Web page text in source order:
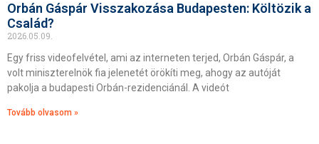
Orbán Gáspár Visszakozása Budapesten: Költözik a
Család?
2026.05.09.
Egy friss videofelvétel, ami az interneten terjed, Orbán Gáspár, a
volt miniszterelnök fia jelenetét örökíti meg, ahogy az autóját
pakolja a budapesti Orbán-rezidenciánál. A videót
Tovább olvasom »